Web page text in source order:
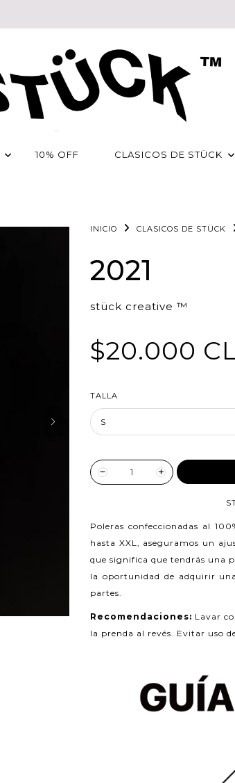
10% OFF CLASICOS DE STÜCK
INICIO CLASICOS DE STÜCK
2021
stück creative ™
$20.000
TALLA
Poleras confeccionadas al
hasta XXL, aseguramos un
que significa que tendrás una
la oportunidad de adquirir
partes.
Recomendaciones: Lavar
la prenda al revés. Evitar uso